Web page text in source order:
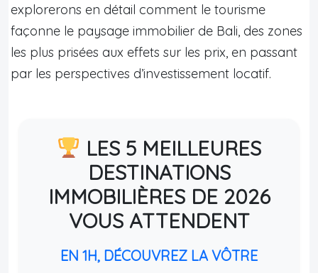
explorerons en détail comment le tourisme
façonne le paysage immobilier de Bali, des zones
les plus prisées aux effets sur les prix, en passant
par les perspectives d’investissement locatif.
LES 5 MEILLEURES
DESTINATIONS
IMMOBILIÈRES DE 2026
VOUS ATTENDENT
EN 1H, DÉCOUVREZ LA VÔTRE